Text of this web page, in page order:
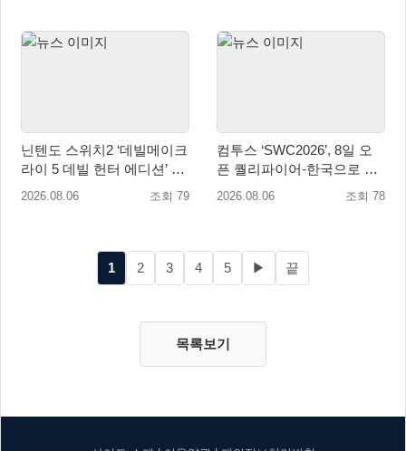
닌텐도 스위치2 ‘데빌메이크
라이 5 데빌 헌터 에디션’ 패
키지 제품 8월 7일 예약판매
2026.08.06 조회 79
컴투스 ‘SWC2026’, 8일 오
픈 퀄리파이어-한국으로 시
즌 개막!
2026.08.06 조회 78
1 2 3 4 5 ▶ 끝
목록보기